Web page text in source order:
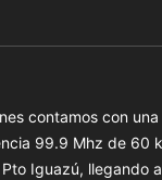
contamos con
99.9 Mhz de 60
Iguazú, llegando